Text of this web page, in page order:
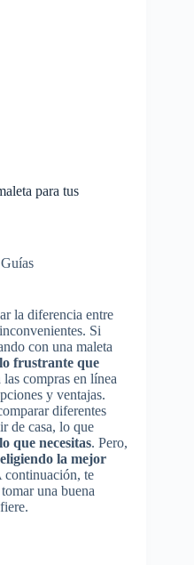
para tus
Guías
la diferencia entre
Si
con una maleta
lo frustrante que
compras en línea
y ventajas.
diferentes
de casa, lo que
que necesitas. Pero,
la mejor
continuación, te
una buena